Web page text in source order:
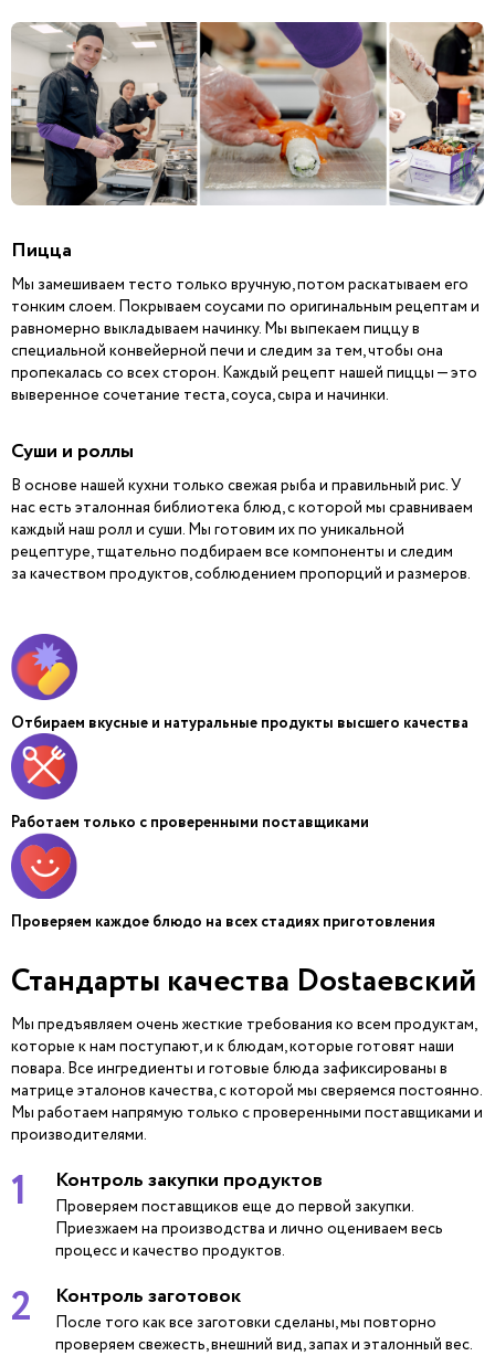
Пицца
Мы замешиваем тесто только вручную, потом раскатываем его
тонким слоем. Покрываем соусами по оригинальным рецептам и
равномерно выкладываем начинку. Мы выпекаем пиццу в
специальной конвейерной печи и следим за тем, чтобы она
пропекалась со всех сторон. Каждый рецепт нашей пиццы — это
выверенное сочетание теста, соуса, сыра и начинки.
Суши и роллы
В основе нашей кухни только свежая рыба и правильный рис. У
нас есть эталонная библиотека блюд, с которой мы сравниваем
каждый наш ролл и суши. Мы готовим их по уникальной
рецептуре, тщательно подбираем все компоненты и следим
за качеством продуктов, соблюдением пропорций и размеров.
Отбираем вкусные и натуральные продукты высшего качества
Работаем только с проверенными поставщиками
Проверяем каждое блюдо на всех стадиях приготовления
Стандарты качества Dostaевский
Мы предъявляем очень жесткие требования ко всем продуктам,
которые к нам поступают, и к блюдам, которые готовят наши
повара. Все ингредиенты и готовые блюда зафиксированы в
матрице эталонов качества, с которой мы сверяемся постоянно.
Мы работаем напрямую только с проверенными поставщиками и
производителями.
1 Контроль закупки продуктов
Проверяем поставщиков еще до первой закупки.
Приезжаем на производства и лично оцениваем весь
процесс и качество продуктов.
2 Контроль заготовок
После того как все заготовки сделаны, мы повторно
проверяем свежесть, внешний вид, запах и эталонный вес.